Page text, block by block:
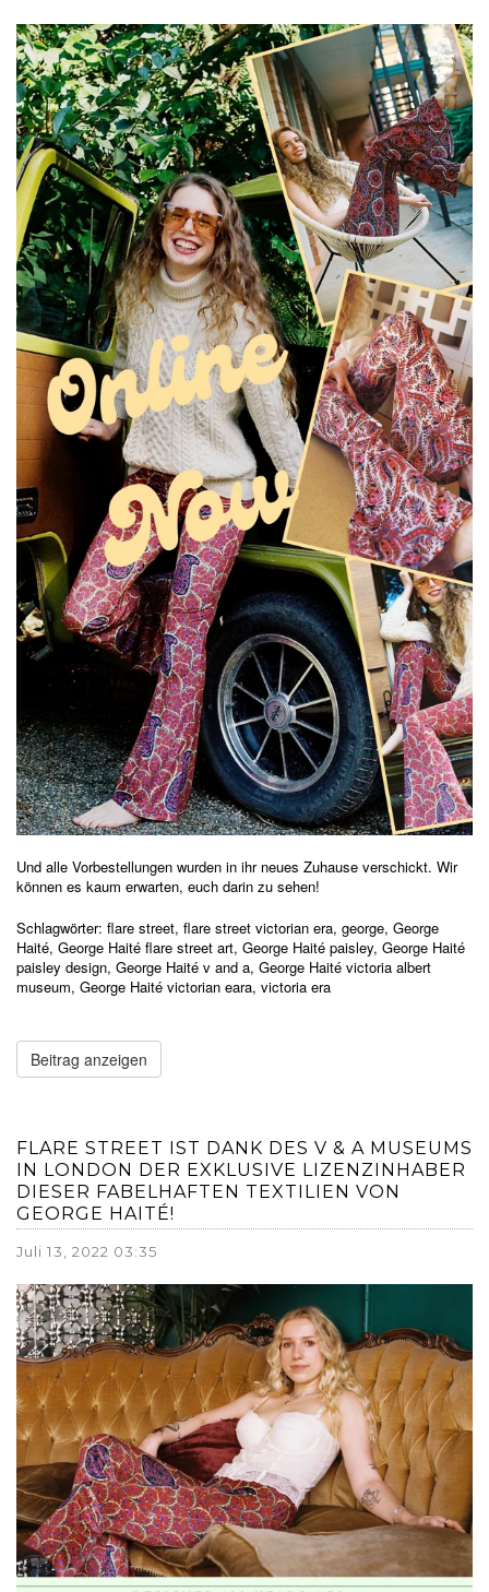
Und alle Vorbestellungen wurden in ihr neues Zuhause verschickt. Wir
können es kaum erwarten, euch darin zu sehen!
Schlagwörter: flare street, flare street victorian era, george, George
Haité, George Haité flare street art, George Haité paisley, George Haité
paisley design, George Haité v and a, George Haité victoria albert
museum, George Haité victorian eara, victoria era
Beitrag anzeigen
FLARE STREET IST DANK DES V & A MUSEUMS
IN LONDON DER EXKLUSIVE LIZENZINHABER
DIESER FABELHAFTEN TEXTILIEN VON
GEORGE HAITÉ!
Juli 13, 2022 03:35